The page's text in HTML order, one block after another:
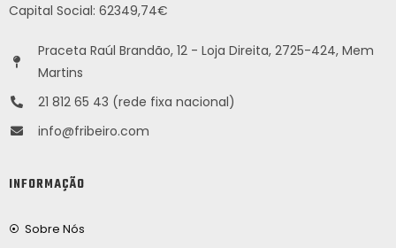
Capital Social: 62349,74€
Praceta Raúl Brandão, 12 - Loja Direita, 2725-424, Mem
Martins
21 812 65 43 (rede fixa nacional)
info@fribeiro.com
INFORMAÇÃO
Sobre Nós